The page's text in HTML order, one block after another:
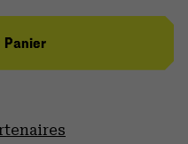
Panier